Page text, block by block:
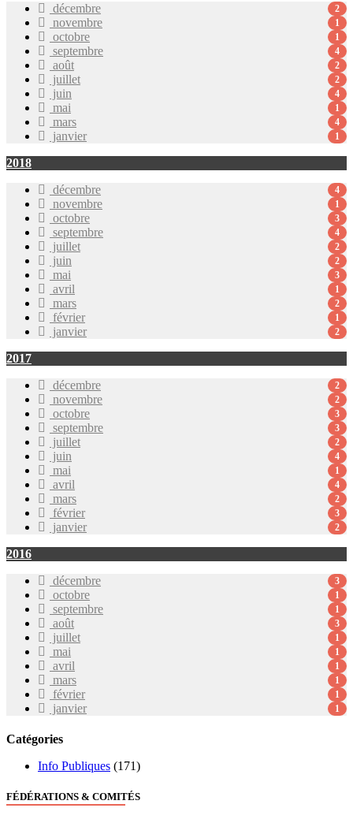
décembre
2
novembre 1
octobre 1
septembre 4
août 2
juillet 2
juin 4
mai 1
mars 4
janvier 1
2018
décembre
4
novembre 1
octobre 3
septembre 4
juillet 2
juin 2
mai 3
avril 1
mars 2
février 1
janvier 2
2017
décembre
2
novembre 2
octobre 3
septembre 3
juillet 2
juin 4
mai 1
avril 4
mars 2
février 3
janvier 2
2016
décembre
3
octobre 1
septembre 1
août 3
juillet 1
mai 1
avril 1
mars 1
février 1
janvier 1
Catégories
Info Publiques (171)
FÉDÉRATIONS & COMITÉS